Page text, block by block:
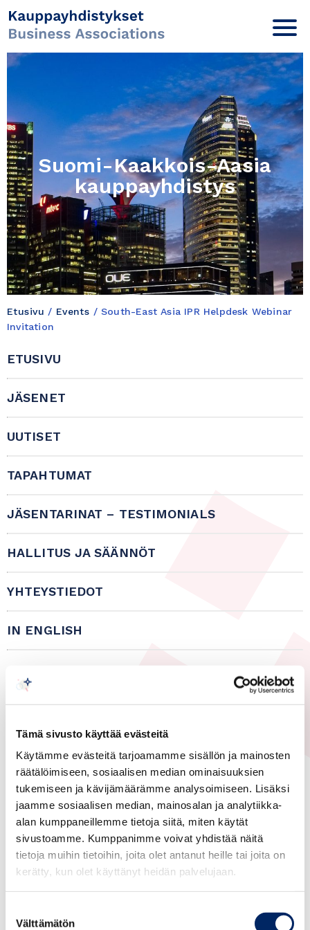
Tämä sivusto käyttää evästeitä
Käytämme evästeitä tarjoamamme sisällön ja mainosten
räätälöimiseen, sosiaalisen median ominaisuuksien
tukemiseen ja kävijämäärämme analysoimiseen. Lisäksi
jaamme sosiaalisen median, mainosalan ja analytiikka-
alan kumppaneillemme tietoja siitä, miten käytät
sivustoamme. Kumppanimme voivat yhdistää näitä
tietoja muihin tietoihin, joita olet antanut heille tai joita on
kerätty, kun olet käyttänyt heidän palvelujaan.
valinta
Välttämätön
Suomi-Kaakkois-Aasia
kauppayhdistys
Etusivu / Events / South-East Asia IPR Helpdesk Webinar
Invitation
ETUSIVU
JÄSENET
UUTISET
TAPAHTUMAT
JÄSENTARINAT – TESTIMONIALS
HALLITUS JA SÄÄNNÖT
YHTEYSTIEDOT
IN ENGLISH
Suomi-Kaakkois-Aasia kauppayhdistys
19.08.2016
Kaakkois–Aasia, Yleinen
South-East Asia IPR
Helpdesk Webinar Invitation